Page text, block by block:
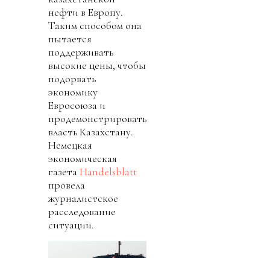
нефти в Европу.
Таким способом она
пытается
поддерживать
высокие цены, чтобы
подорвать
экономику
Евросоюза и
продемонстрировать
власть Казахстану.
Немецкая
экономическая
газетаHandelsblatt
провела
журналистское
расследование
ситуации.